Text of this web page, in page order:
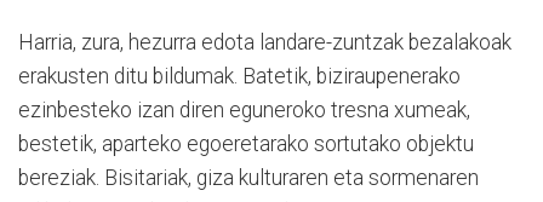
Harria, zura, hezurra edota landare-zuntzak bezalakoak
erakusten ditu bildumak. Batetik, biziraupenerako
ezinbesteko izan diren eguneroko tresna xumeak,
bestetik, aparteko egoeretarako sortutako objektu
bereziak. Bisitariak, giza kulturaren eta sormenaren